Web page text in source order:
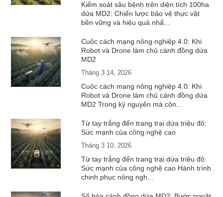
Kiểm soát sâu bệnh trên diện tích 100ha
dứa MD2: Chiến lược bảo vệ thực vật
bền vững và hiệu quả nhấ...
Cuộc cách mạng nông nghiệp 4.0: Khi
Robot và Drone làm chủ cánh đồng dứa
MD2
Tháng 3 14, 2026
Cuộc cách mạng nông nghiệp 4.0: Khi
Robot và Drone làm chủ cánh đồng dứa
MD2 Trong kỷ nguyên mà côn...
Từ tay trắng đến trang trại dứa triệu đô:
Sức mạnh của công nghệ cao
Tháng 3 10, 2026
Từ tay trắng đến trang trại dứa triệu đô:
Sức mạnh của công nghệ cao Hành trình
chinh phục nông ngh...